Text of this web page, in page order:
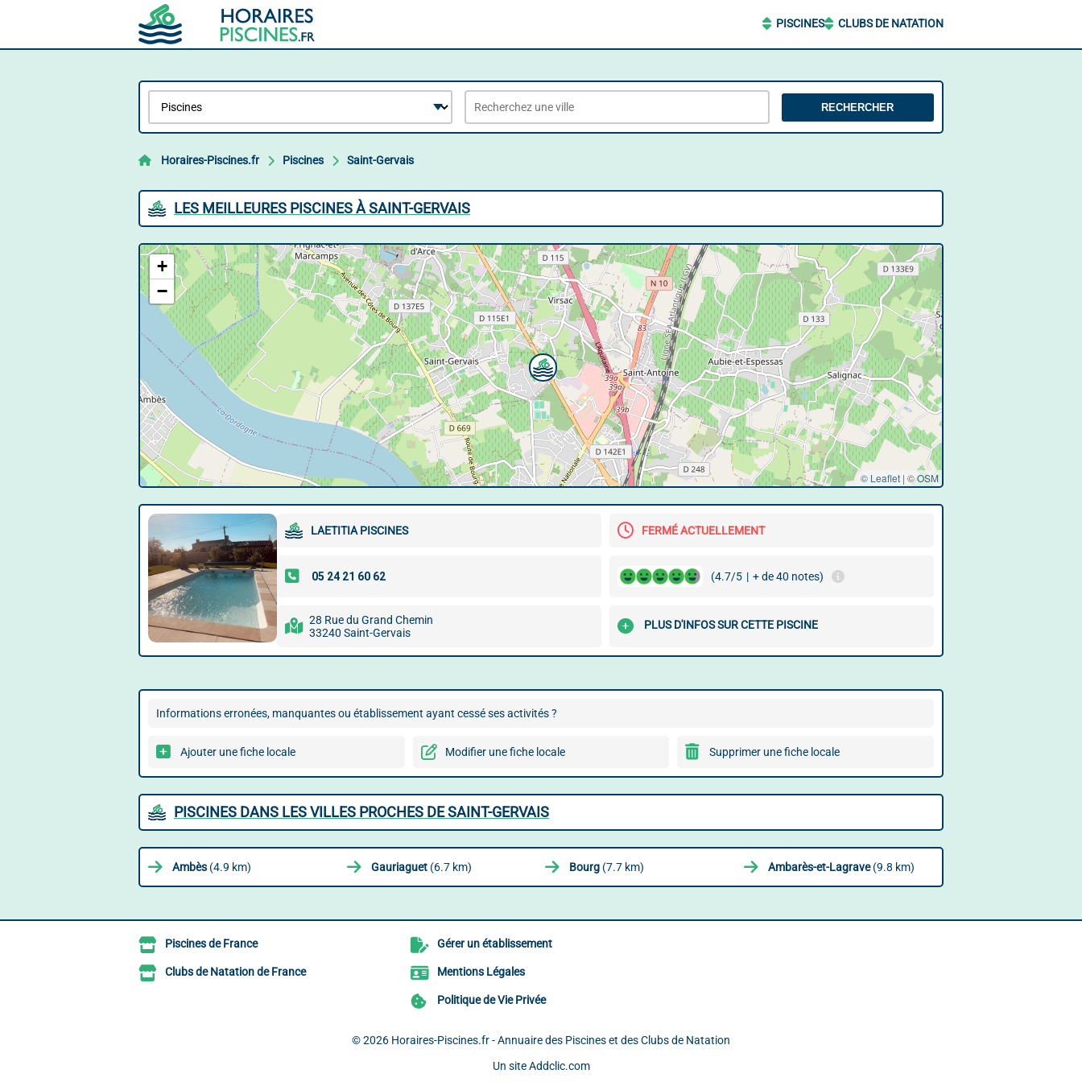
PISCINES CLUBS DE NATATION
RECHERCHER
Horaires-Piscines.fr Piscines Saint-Gervais
LES MEILLEURES PISCINES À SAINT-GERVAIS
+
−
© Leaflet | ©OSM
LAETITIA PISCINES FERMÉ ACTUELLEMENT
(4.7/5 | + de 40 notes)
28 Rue du Grand Chemin
33240 Saint-Gervais
PLUS D'INFOS SUR CETTE PISCINE
Informations erronées, manquantes ou établissement ayant cessé ses activités ?
Ajouter une fiche locale Modifier une fiche locale Supprimer une fiche locale
PISCINES DANS LES VILLES PROCHES DE SAINT-GERVAIS
Ambès (4.9 km) Gauriaguet(6.7 km) Bourg (7.7 km) Ambarès-et-Lagrave(9.8 km)
Piscines de France
Clubs de Natation de France
Gérer un établissement
Mentions Légales
Politique de Vie Privée
© 2026 Horaires-Piscines.fr - Annuaire des Piscines et des Clubs de Natation
Un site Addclic.com